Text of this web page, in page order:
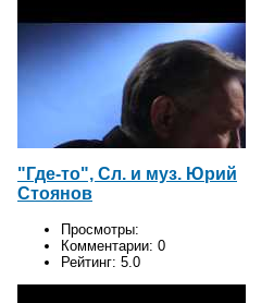
"Где-то", Сл. и муз. Юрий
Стоянов
Просмотры:
Комментарии: 0
Рейтинг: 5.0